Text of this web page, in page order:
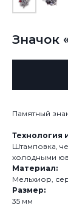
Значок
Памятный
Технология
Штамповка,
холодными
Материал:
Мельхиор,
Размер:
35 мм